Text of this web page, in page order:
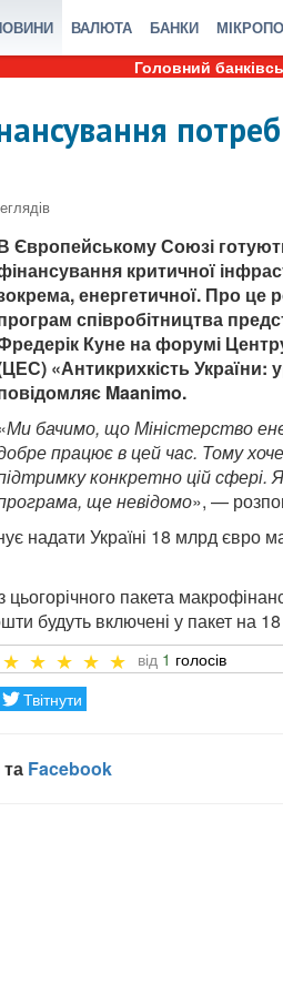
ВАЛЮТА БАНКИ
Головний
Європейському Союзі
критичної
енергетичної. Про це
співробітництва
Куне на форумі
«Антикрихкість України:
Maanimo.
Ми бачимо, що Міністерство
працює в цей час. Тому
конкретно цій сфері.
ще невідомо», —
надати Україні 18 млрд євро
пакета
будуть включені у пакет на
1